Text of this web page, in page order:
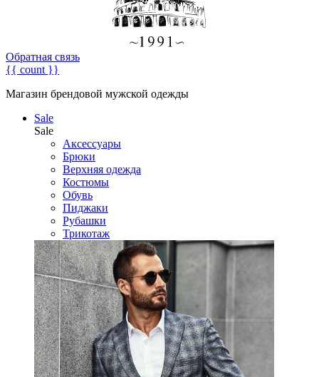
Обратная связь
{{ count }}
Магазин брендовой мужской одежды
Sale
Sale
Аксессуары
Брюки
Верхняя одежда
Костюмы
Обувь
Пиджаки
Рубашки
Трикотаж